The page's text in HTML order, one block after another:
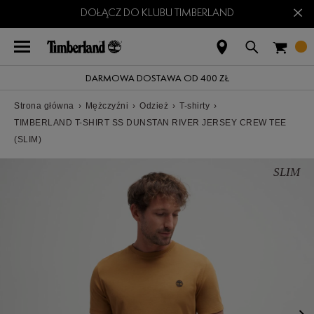
DOŁĄCZ DO KLUBU TIMBERLAND ×
DARMOWA DOSTAWA OD 400 ZŁ
Strona główna › Mężczyźni › Odzież › T-shirty ›
TIMBERLAND T-SHIRT SS DUNSTAN RIVER JERSEY CREW TEE
(SLIM)
SLIM